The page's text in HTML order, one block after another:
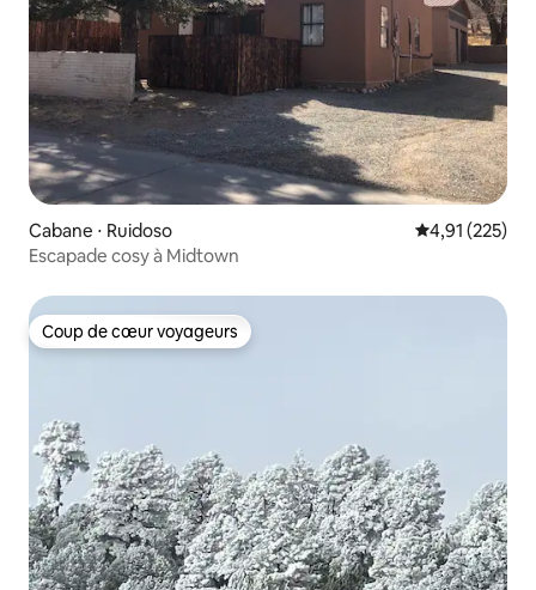
Cabane ⋅ Ruidoso Évaluation
4,91 (225)
Escapade cosy à Midtown
Coup de cœur voyageurs
Coup de cœur voyageurs